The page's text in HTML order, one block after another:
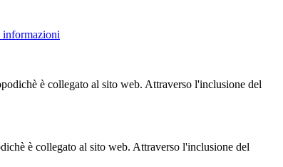
informazioni
è collegato al sito web. Attraverso l'inclusione del
è collegato al sito web. Attraverso l'inclusione del